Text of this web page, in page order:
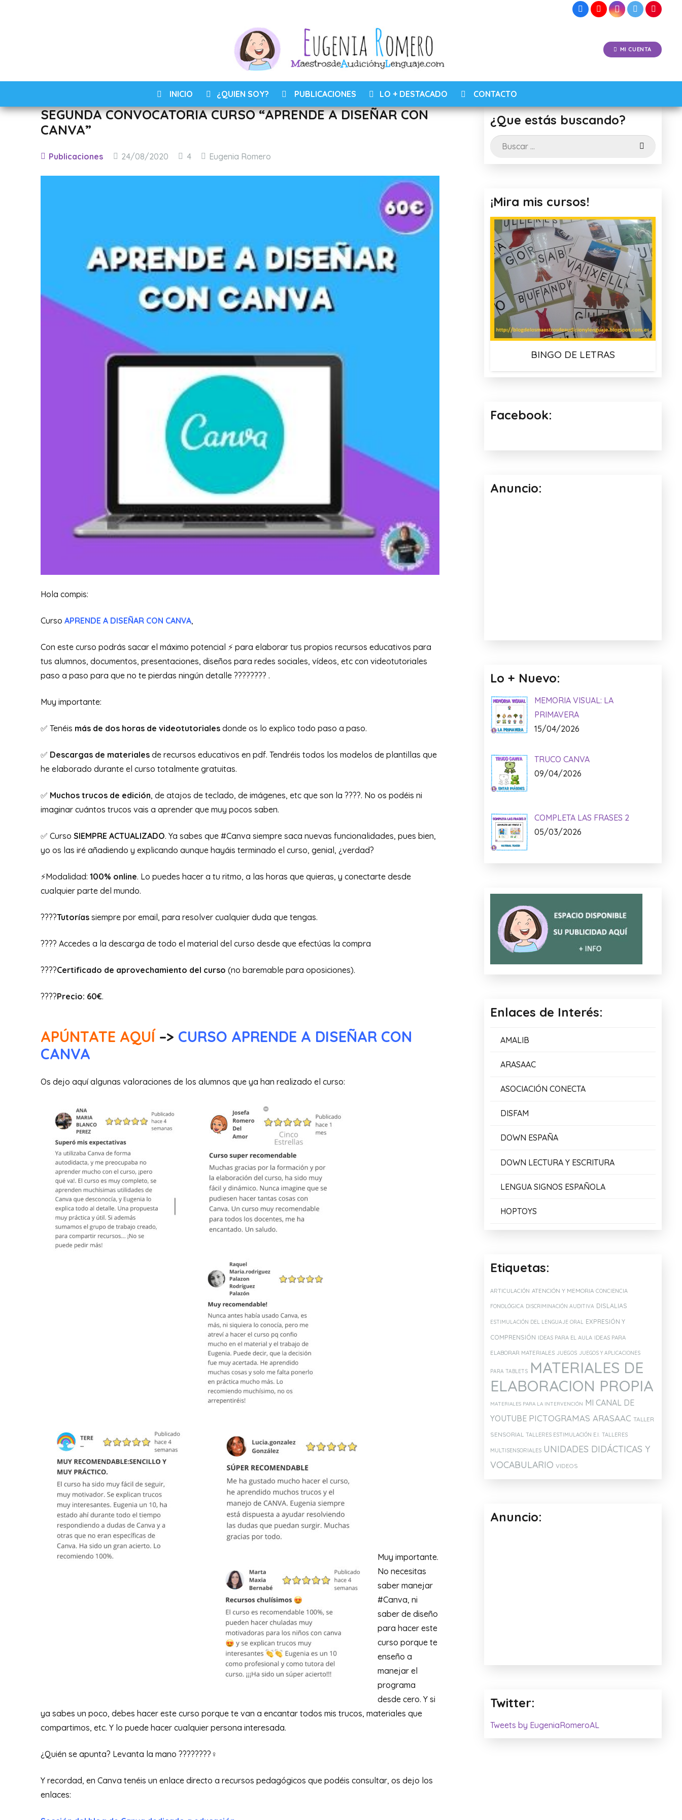
MI CUENTA
INICIO ¿QUIEN SOY? PUBLICACIONES LO + DESTACADO CONTACTO
SEGUNDA CONVOCATORIA CURSO “APRENDE A DISEÑAR CON
CANVA”
Publicaciones 24/08/2020 4Comentarios
Eugenia Romero
Hola compis:
Curso APRENDE A DISEÑAR CON CANVA,
Con este curso podrás sacar el máximo potencial ⚡️ para elaborar tus propios recursos educativos para
tus alumnos, documentos, presentaciones, diseños para redes sociales, vídeos, etc con videotutoriales
paso a paso para que no te pierdas ningún detalle ???????? .
Muy importante:
✅ Tenéis más de dos horas de videotutoriales donde os lo explico todo paso a paso.⠀⠀⠀⠀⠀⠀⠀⠀⠀
✅ Descargas de materiales de recursos educativos en pdf. Tendréis todos los modelos de plantillas que
he elaborado durante el curso totalmente gratuitas.⠀⠀⠀⠀⠀⠀⠀
✅ Muchos trucos de edición, de atajos de teclado, de imágenes, etc que son la ????. No os podéis ni
imaginar cuántos trucos vais a aprender que muy pocos saben.
✅ Curso SIEMPRE ACTUALIZADO. Ya sabes que #Canva siempre saca nuevas funcionalidades, pues bien,
yo os las iré añadiendo y explicando aunque hayáis terminado el curso, genial, ¿verdad?
⚡️Modalidad: 100% online. Lo puedes hacer a tu ritmo, a las horas que quieras, y conectarte desde
cualquier parte del mundo.⠀⠀⠀⠀⠀⠀⠀
????Tutorías siempre por email, para resolver cualquier duda que tengas.
???? Accedes a la descarga de todo el material del curso desde que efectúas la compra⠀⠀⠀⠀⠀⠀
????Certificado de aprovechamiento del curso (no baremable para oposiciones).⠀⠀⠀⠀⠀⠀⠀⠀⠀
????Precio: 60€.
APÚNTATE AQUÍ –> CURSO APRENDE A DISEÑAR CON
CANVA
Os dejo aquí algunas valoraciones de los alumnos que ya han realizado el curso:
Muy importante.
No necesitas
saber manejar
#Canva, ni
saber de diseño
para hacer este
curso porque te
enseño a
manejar el
programa
desde cero. Y si
ya sabes un poco, debes hacer este curso porque te van a encantar todos mis trucos, materiales que
compartimos, etc. Y lo puede hacer cualquier persona interesada.
¿Quién se apunta? Levanta la mano ????????‍♀️
Y recordad, en Canva tenéis un enlace directo a recursos pedagógicos que podéis consultar, os dejo los
enlaces:
¿Que estás buscando?
Buscar:
¡Mira mis cursos!
BINGO DE LETRAS
Facebook:
Anuncio:
Lo + Nuevo:
MEMORIA VISUAL: LA
PRIMAVERA
15/04/2026
TRUCO CANVA
09/04/2026
COMPLETA LAS FRASES 2
05/03/2026
Enlaces de Interés:
AMALIB
ARASAAC
ASOCIACIÓN CONECTA
DISFAM
DOWN ESPAÑA
DOWN LECTURA Y ESCRITURA
LENGUA SIGNOS ESPAÑOLA
HOPTOYS
Etiquetas:
ARTICULACIÓN ATENCIÓN Y MEMORIA CONCIENCIA
FONOLÓGICA DISCRIMINACIÓN AUDITIVA DISLALIAS
ESTIMULACIÓN DEL LENGUAJE ORAL EXPRESIÓN Y
COMPRENSIÓN IDEAS PARA EL AULA IDEAS PARA
ELABORAR MATERIALES JUEGOS JUEGOS Y APLICACIONES
PARA TABLETS MATERIALES DE
ELABORACION PROPIA
MATERIALES PARA LA INTERVENCIÓN MI CANAL DE
YOUTUBE PICTOGRAMAS ARASAAC TALLER
SENSORIAL
TALLERES ESTIMULACIÓN E.I. TALLERES
MULTISENSORIALES UNIDADES DIDÁCTICAS Y
VOCABULARIO VIDEOS
Anuncio:
Twitter:
Tweets by EugeniaRomeroAL